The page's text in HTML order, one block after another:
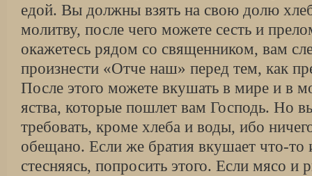
едой. Вы должны взять на свою долю
молитву, после чего можете сесть и
окажетесь рядом со священником, вам
произнести «Отче наш» перед тем, как
После этого можете вкушать в мире и в
яства, которые пошлет вам Господь. Но
требовать, кроме хлеба и воды, ибо
обещано. Если же братия вкушает что-то
стесняясь, попросить этого. Если мясо и